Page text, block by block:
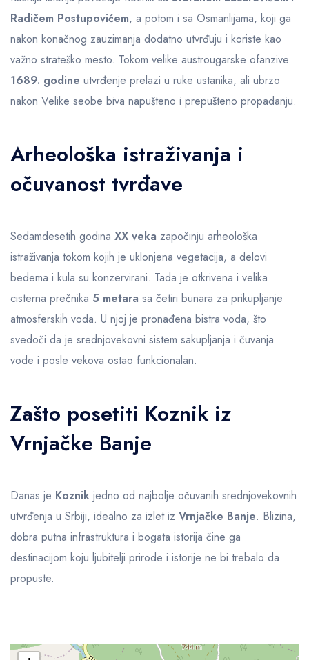
Radičem Postupovićem, a potom i sa Osmanlijama, koji ga
nakon konačnog zauzimanja dodatno utvrđuju i koriste kao
važno strateško mesto. Tokom velike austrougarske ofanzive
1689. godine utvrđenje prelazi u ruke ustanika, ali ubrzo
nakon Velike seobe biva napušteno i prepušteno propadanju.
Arheološka istraživanja i
očuvanost tvrđave
Sedamdesetih godina XX veka započinju arheološka
istraživanja tokom kojih je uklonjena vegetacija, a delovi
bedema i kula su konzervirani. Tada je otkrivena i velika
cisterna prečnika 5 metara sa četiri bunara za prikupljanje
atmosferskih voda. U njoj je pronađena bistra voda, što
svedoči da je srednjovekovni sistem sakupljanja i čuvanja
vode i posle vekova ostao funkcionalan.
Zašto posetiti Koznik iz
Vrnjačke Banje
Danas je Koznik jedno od najbolje očuvanih srednjovekovnih
utvrđenja u Srbiji, idealno za izlet iz Vrnjačke Banje. Blizina,
dobra putna infrastruktura i bogata istorija čine ga
destinacijom koju ljubitelji prirode i istorije ne bi trebalo da
propuste.